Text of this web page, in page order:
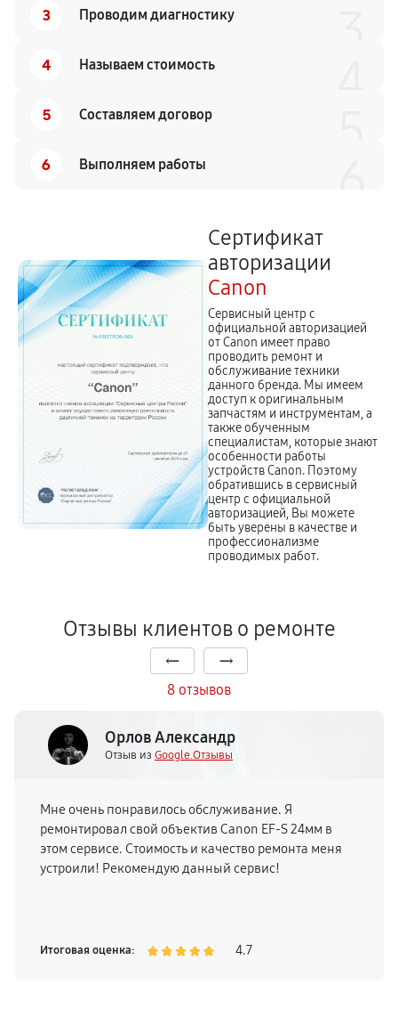
3 Проводим диагностику
4 Называем стоимость
5 Составляем договор
6 Выполняем работы
Сертификат
авторизации
Canon
Сервисный центр с
официальной авторизацией
от Canon имеет право
проводить ремонт и
обслуживание техники
данного бренда. Мы имеем
доступ к оригинальным
запчастям и инструментам, а
также обученным
специалистам, которые знают
особенности работы
устройств Canon. Поэтому
обратившись в сервисный
центр с официальной
авторизацией, Вы можете
быть уверены в качестве и
профессионализме
проводимых работ.
Отзывы клиентов о ремонте
8 отзывов
Орлов Александр
Отзыв из Google.Отзывы
Мне очень понравилось обслуживание. Я
ремонтировал свой объектив Canon EF-S 24мм в
этом сервисе. Стоимость и качество ремонта меня
устроили! Рекомендую данный сервис!
Итоговая оценка: 4.7